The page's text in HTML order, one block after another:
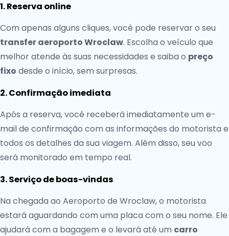
1. Reserva online
Com apenas alguns cliques, você pode reservar o seu
transfer aeroporto Wroclaw. Escolha o veículo que
melhor atende às suas necessidades e saiba o preço
fixo desde o início, sem surpresas.
2. Confirmação imediata
Após a reserva, você receberá imediatamente um e-
mail de confirmação com as informações do motorista e
todos os detalhes da sua viagem. Além disso, seu voo
será monitorado em tempo real.
3. Serviço de boas-vindas
Na chegada ao Aeroporto de Wroclaw, o motorista
estará aguardando com uma placa com o seu nome. Ele
ajudará com a bagagem e o levará até um carro